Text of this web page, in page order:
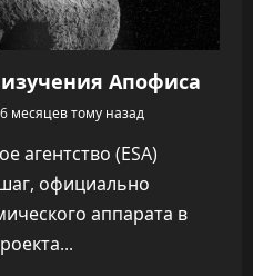
изучения Апофиса
месяцев тому назад
агентство (ESA)
официально
аппарата в